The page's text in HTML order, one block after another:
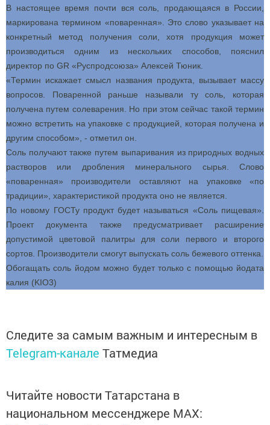
В настоящее время почти вся соль, продающаяся в России,
маркирована термином «поваренная». Это слово указывает на
конкретный метод получения соли, хотя продукция может
производиться одним из нескольких способов, пояснил
директор по GR «Руспродсоюза» Алексей Тюник.
«Термин искажает смысл названия продукта, вызывает массу
вопросов. Поваренной раньше называли ту соль, которая
получена путем солеварения. Но при этом сейчас такой термин
можно встретить на упаковке с продукцией, которая получена и
другим способом», - отметил он.
Соль получают также путем выпаривания из природных водных
растворов или дробления минерального сырья. Слово
«поваренная» производители оставляют на упаковке «по
традиции», характеристикой продукта оно не является.
По новому ГОСТу продукт будет называться «Соль пищевая».
Проект документа также предусматривает расширение
допустимой цветовой палитры для соли первого и второго
сортов. Производители смогут выпускать соль бежевого оттенка.
Обогащать соль йодом можно будет только с помощью йодата
калия (KIO3)
Следите за самым важным и интересным в
Telegram-канале Татмедиа
Читайте новости Татарстана в
национальном мессенджере MАХ: